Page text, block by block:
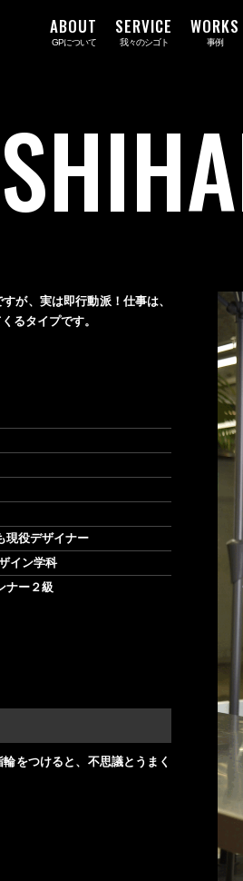
ABOUT
GPについて
SERVICE
我々のシゴト
WORKS
事例
が、実は即行動派！ 仕事は、
るタイプです。
現役デザイナー
イン学科
ナー２級
をつけると、不思議とうまく